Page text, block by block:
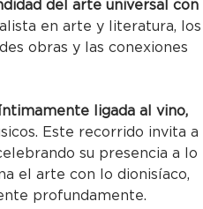
del arte universal con
en arte y literatura, los
obras y las conexiones
ligada al vino,
Este recorrido invita a
su presencia a lo
el arte con lo dionisíaco,
profundamente.